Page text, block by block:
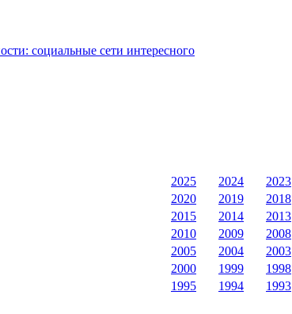
социальные сети интересного
2025
2024 2023
2020
2019 2018
2015
2014 2013
2010
2009 2008
2005
2004 2003
2000
1999 1998
1995
1994 1993